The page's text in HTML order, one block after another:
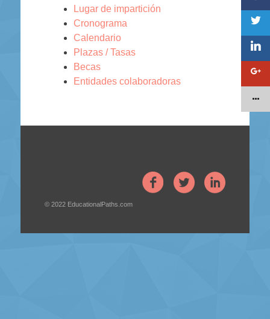
Lugar de impartición
Cronograma
Calendario
Plazas / Tasas
Becas
Entidades colaboradoras
© 2022 EducationalPaths.com